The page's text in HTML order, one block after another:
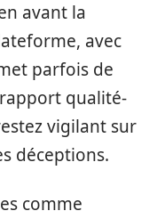
avant la
avec
parfois de
qualité-
vigilant sur
déceptions.
comme